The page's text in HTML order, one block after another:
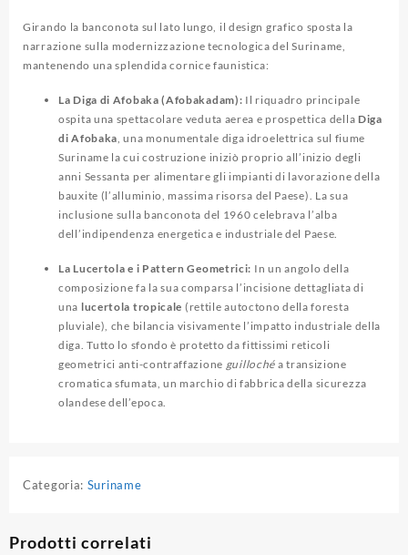
Girando la banconota sul lato lungo, il design grafico sposta la
narrazione sulla modernizzazione tecnologica del Suriname,
mantenendo una splendida cornice faunistica:
La Diga di Afobaka (Afobakadam): Il riquadro principale
ospita una spettacolare veduta aerea e prospettica della Diga
di Afobaka , una monumentale diga idroelettrica sul fiume
Suriname la cui costruzione iniziò proprio all’inizio degli
anni Sessanta per alimentare gli impianti di lavorazione della
bauxite (l’alluminio, massima risorsa del Paese). La sua
inclusione sulla banconota del 1960 celebrava l’alba
dell’indipendenza energetica e industriale del Paese.
La Lucertola e i Pattern Geometrici: In un angolo della
composizione fa la sua comparsa l’incisione dettagliata di
una lucertola tropicale (rettile autoctono della foresta
pluviale), che bilancia visivamente l’impatto industriale della
diga. Tutto lo sfondo è protetto da fittissimi reticoli
geometrici anti-contraffazione guilloché a transizione
cromatica sfumata, un marchio di fabbrica della sicurezza
olandese dell’epoca.
Categoria: Suriname
Prodotti correlati